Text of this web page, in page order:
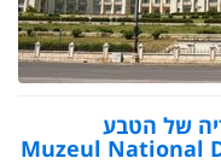
של הטבע
(Muzeul National